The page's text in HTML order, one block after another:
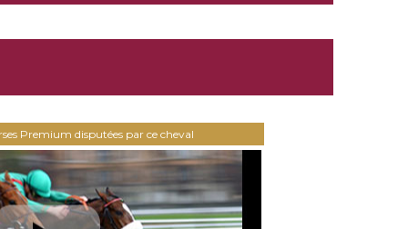
Premium disputées par ce cheval